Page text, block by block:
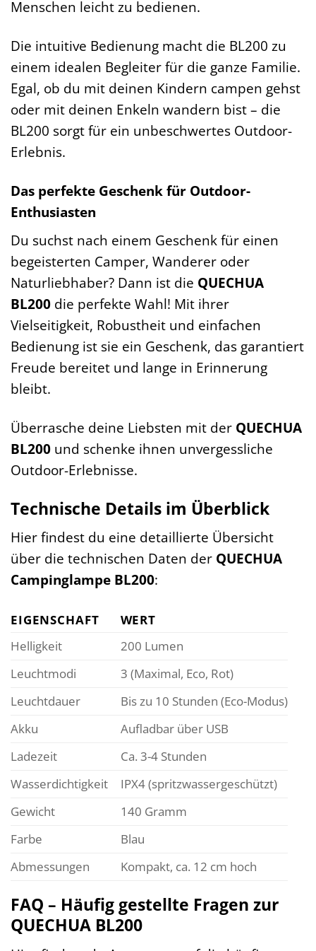
Menschen leicht zu bedienen.
Die intuitive Bedienung macht die BL200 zu
einem idealen Begleiter für die ganze Familie.
Egal, ob du mit deinen Kindern campen gehst
oder mit deinen Enkeln wandern bist – die
BL200 sorgt für ein unbeschwertes Outdoor-
Erlebnis.
Das perfekte Geschenk für Outdoor-
Enthusiasten
Du suchst nach einem Geschenk für einen
begeisterten Camper, Wanderer oder
Naturliebhaber? Dann ist die QUECHUA
BL200 die perfekte Wahl! Mit ihrer
Vielseitigkeit, Robustheit und einfachen
Bedienung ist sie ein Geschenk, das garantiert
Freude bereitet und lange in Erinnerung
bleibt.
Überrasche deine Liebsten mit der QUECHUA
BL200 und schenke ihnen unvergessliche
Outdoor-Erlebnisse.
Technische Details im Überblick
Hier findest du eine detaillierte Übersicht
über die technischen Daten der QUECHUA
Campinglampe BL200:
EIGENSCHAFT
WERT
Helligkeit
200 Lumen
Leuchtmodi
3 (Maximal, Eco, Rot)
Leuchtdauer
Bis zu 10 Stunden (Eco-Modus)
Akku
Aufladbar über USB
Ladezeit
Ca. 3-4 Stunden
Wasserdichtigkeit
IPX4 (spritzwassergeschützt)
Gewicht
140 Gramm
Farbe
Blau
Abmessungen
Kompakt, ca. 12 cm hoch
FAQ – Häufig gestellte Fragen zur
QUECHUA BL200